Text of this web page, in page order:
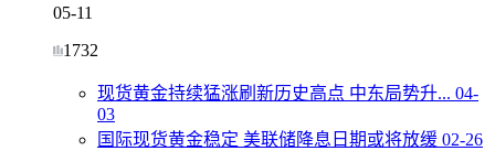
05-11
1732
现货黄金持续猛涨刷新历史高点 中东局势升... 04-
03
国际现货黄金稳定 美联储降息日期或将放缓 02-26